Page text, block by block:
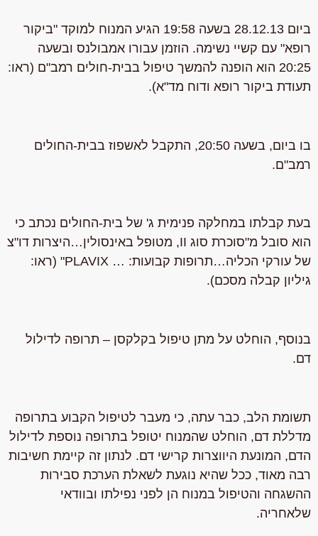
ביום 28.12.13 בשעה 19:58 הגיע המנוח למוקד "ביקור
רופא" עם קשיי נשימה. הוזמן עבורו אמבולנס ובשעה
20:25 הוא הופנה להמשך טיפול בבית-חולים רמב"ם (ראו:
תעודת ביקור רופא ודוח מד"א).
בו ביום, בשעה 20:50,
התקבל לאשפוז בבית-החולים
רמב"ם.
בעת קבלתו במחלקה פנימית ג' של בית-החולים נכתב כי
הוא סובל מ"סוכרת סוג II, מטופל באינסולין…היצרות דו"צ
של עורקי הכליה…תרופות קבועות: … PLAVIX
"(ראו:
גיליון קבלה מסכם).
בנוסף, הוחלט על מתן טיפול בקלקסן – תרופה לדילול
דם.
תשומת הלב, כבר עתה, כי מעבר לטיפול הקבוע בתרופה
מדללת דם, הוחלט שהמנוח יטופל בתרופה נוספת לדילול
הדם, המונעת היווצרות קרישי דם. לנתון זה קיימת חשיבות
רבה מאוד, ככל שהיא נוגעת לשאלת הערכת סבירות
ההשגחה והטיפול במנוח הן לפני נפילתו ובוודאי
שלאחריה.